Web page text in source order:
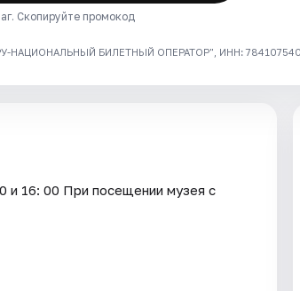
Скопируйте промокод
НАЦИОНАЛЬНЫЙ БИЛЕТНЫЙ ОПЕРАТОР", ИНН: 7841075409
и 16: 00 При посещении музея с